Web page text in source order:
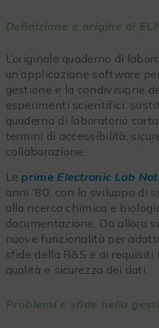
Definizione e origine di
L’originale quaderno di
un’applicazione software
gestione e la condivisione
esperimenti scientifici.
quaderno di laboratorio
termini di accessibilità,
collaborazione.
Le prime Electronic Lab
anni ’80, con lo sviluppo di
alla ricerca chimica e
documentazione. Da allora
nuove funzionalità per
sfide della R&S e ai
qualità e sicurezza dei dati.
Problemi e sfide nella